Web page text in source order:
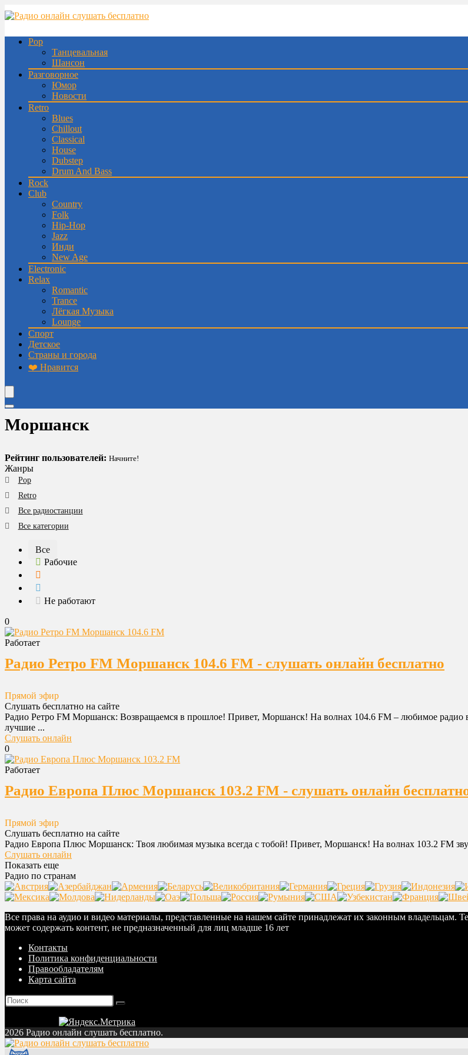
Pop
Танцевальная
Шансон
Разговорное
Юмор
Новости
Retro
Blues
Chillout
Classical
House
Dubstep
Drum And Bass
Rock
Club
Country
Folk
Hip-Hop
Jazz
Инди
New Age
Electronic
Relax
Romantic
Trance
Лёгкая Музыка
Lounge
Спорт
Детское
Страны и города
❤️ Нравится
Моршанск
Рейтинг пользователей: Начните!
Жанры
Pop
Retro
Все радиостанции
Все категории
Все
Рабочие
Не работают
0
Работает
Радио Ретро FM Моршанск 104.6 FM - слушать онлайн бесплатно
Прямой эфир
Слушать бесплатно на сайте
Радио Ретро FM Моршанск: Возвращаемся в прошлое! Привет, Моршанск! На волнах 104.6 FM – любимое радио
лучшие ...
Слушать онлайн
0
Работает
Радио Европа Плюс Моршанск 103.2 FM - слушать онлайн
Прямой эфир
Слушать бесплатно на сайте
Радио Европа Плюс Моршанск: Твоя любимая музыка всегда с тобой! Привет, Моршанск! На волнах 103.2 FM
Слушать онлайн
Показать еще
Радио по странам
Все права на аудио и видео материалы, представленные на нашем сайте принадлежат их законным владельцам.
может содержать контент, не предназначенный для лиц младше 16 лет
Контакты
Политика конфиденциальности
Правообладателям
Карта сайта
2026 Радио онлайн слушать бесплатно.